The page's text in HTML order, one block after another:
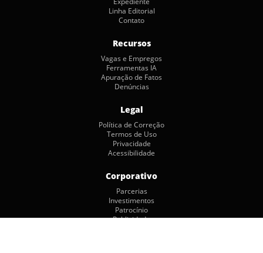
Linha Editorial
Contato
Recursos
Vagas e Empregos
Ferramentas IA
Apuração de Fatos
Denúncias
Legal
Política de Correção
Termos de Uso
Privacidade
Acessibilidade
Corporativo
Parcerias
Investimentos
Patrocínio
Publicidade